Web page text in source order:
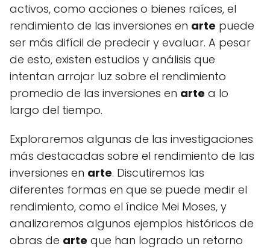
activos, como acciones o bienes raíces, el
rendimiento de las inversiones en arte puede
ser más difícil de predecir y evaluar. A pesar
de esto, existen estudios y análisis que
intentan arrojar luz sobre el rendimiento
promedio de las inversiones en arte a lo
largo del tiempo.
Exploraremos algunas de las investigaciones
más destacadas sobre el rendimiento de las
inversiones en arte. Discutiremos las
diferentes formas en que se puede medir el
rendimiento, como el índice Mei Moses, y
analizaremos algunos ejemplos históricos de
obras de arte que han logrado un retorno